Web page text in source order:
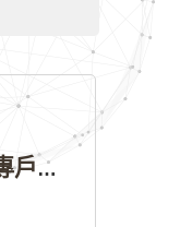
公告本院許可115年直轄市議員、縣（市）議員、鄉（鎮、市）長擬參選人開立政治獻金專戶共計8戶。各專戶得收受政治獻金期間為自專戶許可設立日起至115年11月27日止，專戶名冊詳如附件。